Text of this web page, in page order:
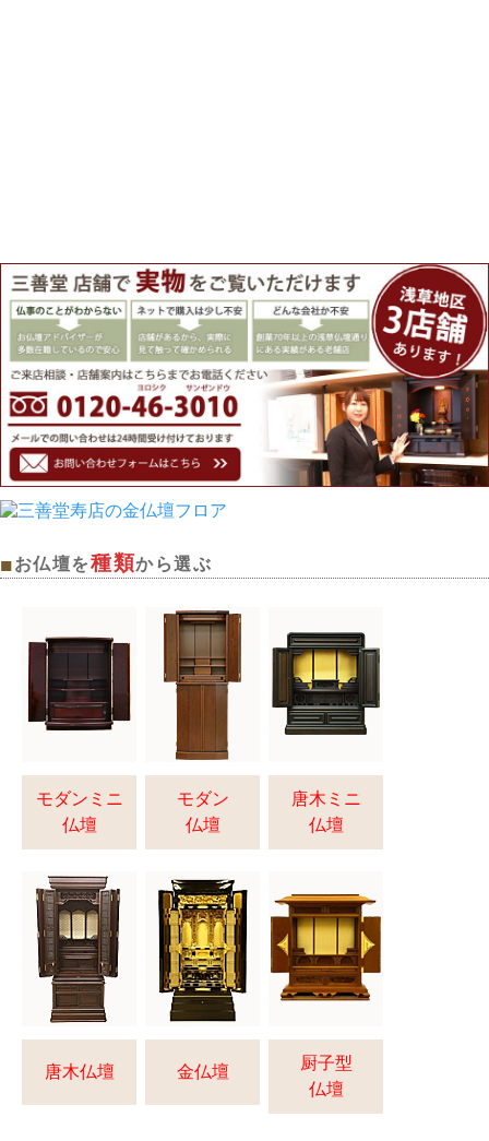
■お仏壇を種類から選ぶ
モダンミニ
仏壇
モダン
仏壇
唐木ミニ
仏壇
唐木仏壇 金仏壇
厨子型
仏壇